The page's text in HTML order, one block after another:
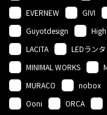
EVERNEW
GIVI
Guyotdesign
LACITA
LEDラン
MINIMAL WORKS
MURACO
nobox
Ooni
ORCA